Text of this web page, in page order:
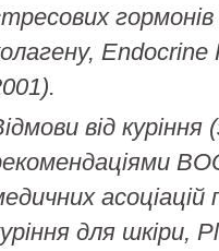
Endocrine
від куріння
асоціацій
для шкіри,